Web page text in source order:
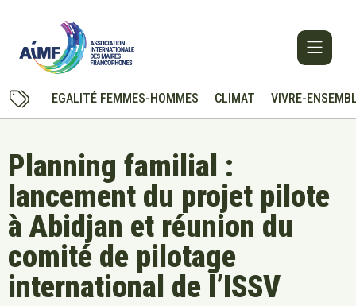
EGALITÉ FEMMES-HOMMES CLIMAT VIVRE-
Planning familial :
lancement du projet pilote
à Abidjan et réunion du
comité de pilotage
international de l’ISSV